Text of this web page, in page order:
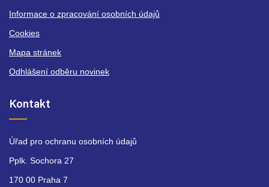
Informace o zpracování osobních údajů
Cookies
Mapa stránek
Odhlášení odběru novinek
Kontakt
Úřad pro ochranu osobních údajů
Pplk. Sochora 27
170 00 Praha 7